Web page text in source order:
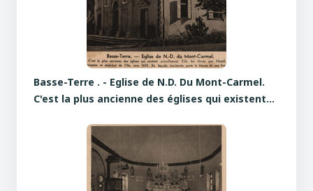
Basse-Terre . - Eglise de N.D. Du Mont-Carmel.
C'est la plus ancienne des églises qui existent…